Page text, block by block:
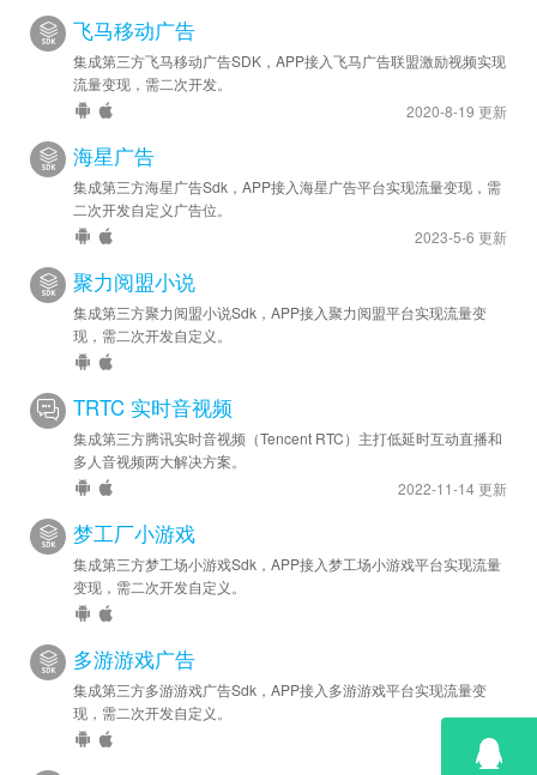
飞马移动广告
集成第三方飞马移动广告SDK，APP接入飞马广告联盟激励视频实现
流量变现，需二次开发。
2020-8-19 更新
海星广告
集成第三方海星广告Sdk，APP接入海星广告平台实现流量变现，需
二次开发自定义广告位。
2023-5-6 更新
聚力阅盟小说
集成第三方聚力阅盟小说Sdk，APP接入聚力阅盟平台实现流量变
现，需二次开发自定义。
TRTC 实时音视频
集成第三方腾讯实时音视频（Tencent RTC）主打低延时互动直播和
多人音视频两大解决方案。
2022-11-14 更新
梦工厂小游戏
集成第三方梦工场小游戏Sdk，APP接入梦工场小游戏平台实现流量
变现，需二次开发自定义。
多游游戏广告
集成第三方多游游戏广告Sdk，APP接入多游游戏平台实现流量变
现，需二次开发自定义。